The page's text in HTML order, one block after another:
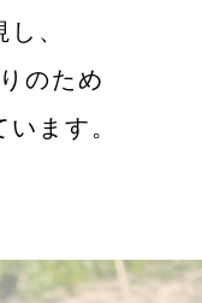
、
のため
ます。